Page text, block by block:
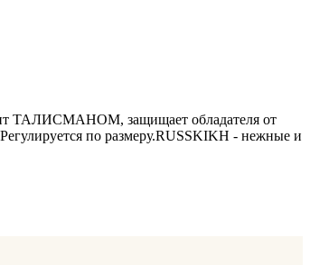
ТАЛИСМАНОМ, защищает обладателя от
по размеру.RUSSKIKH - нежные и